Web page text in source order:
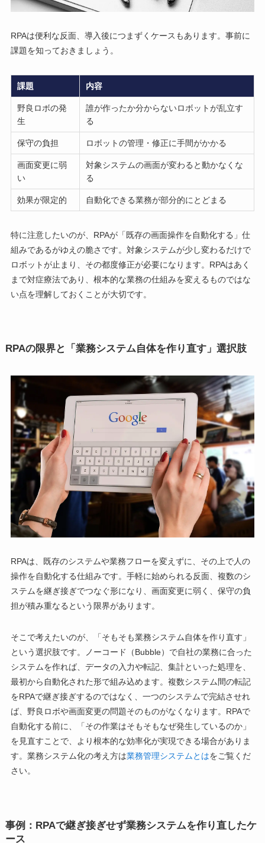
RPAは便利な反面、導入後につまずくケースもあります。事前に
課題を知っておきましょう。
課題 内容
野良ロボの発
生
誰が作ったか分からないロボットが乱立す
る
保守の負担 ロボットの管理・修正に手間がかかる
画面変更に弱
い
対象システムの画面が変わると動かなくな
る
効果が限定的 自動化できる業務が部分的にとどまる
特に注意したいのが、RPAが「既存の画面操作を自動化する」仕
組みであるがゆえの脆さです。対象システムが少し変わるだけで
ロボットが止まり、その都度修正が必要になります。RPAはあく
まで対症療法であり、根本的な業務の仕組みを変えるものではな
い点を理解しておくことが大切です。
RPAの限界と「業務システム自体を作り直す」選択肢
RPAは、既存のシステムや業務フローを変えずに、その上で人の
操作を自動化する仕組みです。手軽に始められる反面、複数のシ
ステムを継ぎ接ぎでつなぐ形になり、画面変更に弱く、保守の負
担が積み重なるという限界があります。
そこで考えたいのが、「そもそも業務システム自体を作り直す」
という選択肢です。ノーコード（Bubble）で自社の業務に合った
システムを作れば、データの入力や転記、集計といった処理を、
最初から自動化された形で組み込めます。複数システム間の転記
をRPAで継ぎ接ぎするのではなく、一つのシステムで完結させれ
ば、野良ロボや画面変更の問題そのものがなくなります。RPAで
自動化する前に、「その作業はそもそもなぜ発生しているのか」
を見直すことで、より根本的な効率化が実現できる場合がありま
す。業務システム化の考え方は業務管理システムとはをご覧くだ
さい。
事例：RPAで継ぎ接ぎせず業務システムを作り直したケ
ース